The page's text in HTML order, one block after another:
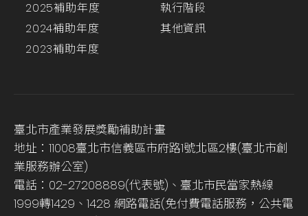
2025補助年度
2024補助年度
2023補助年度
執行階段
其他資訊
臺北市產業發展獎勵補助計畫
地址：11008臺北市信義區市府路1號北區2樓(臺北市創
業服務辦公室)
電話：02-27208889(代表號)、臺北市民當家熱線
1999轉1429、1428 網路電話(免付費電話服務，公共電